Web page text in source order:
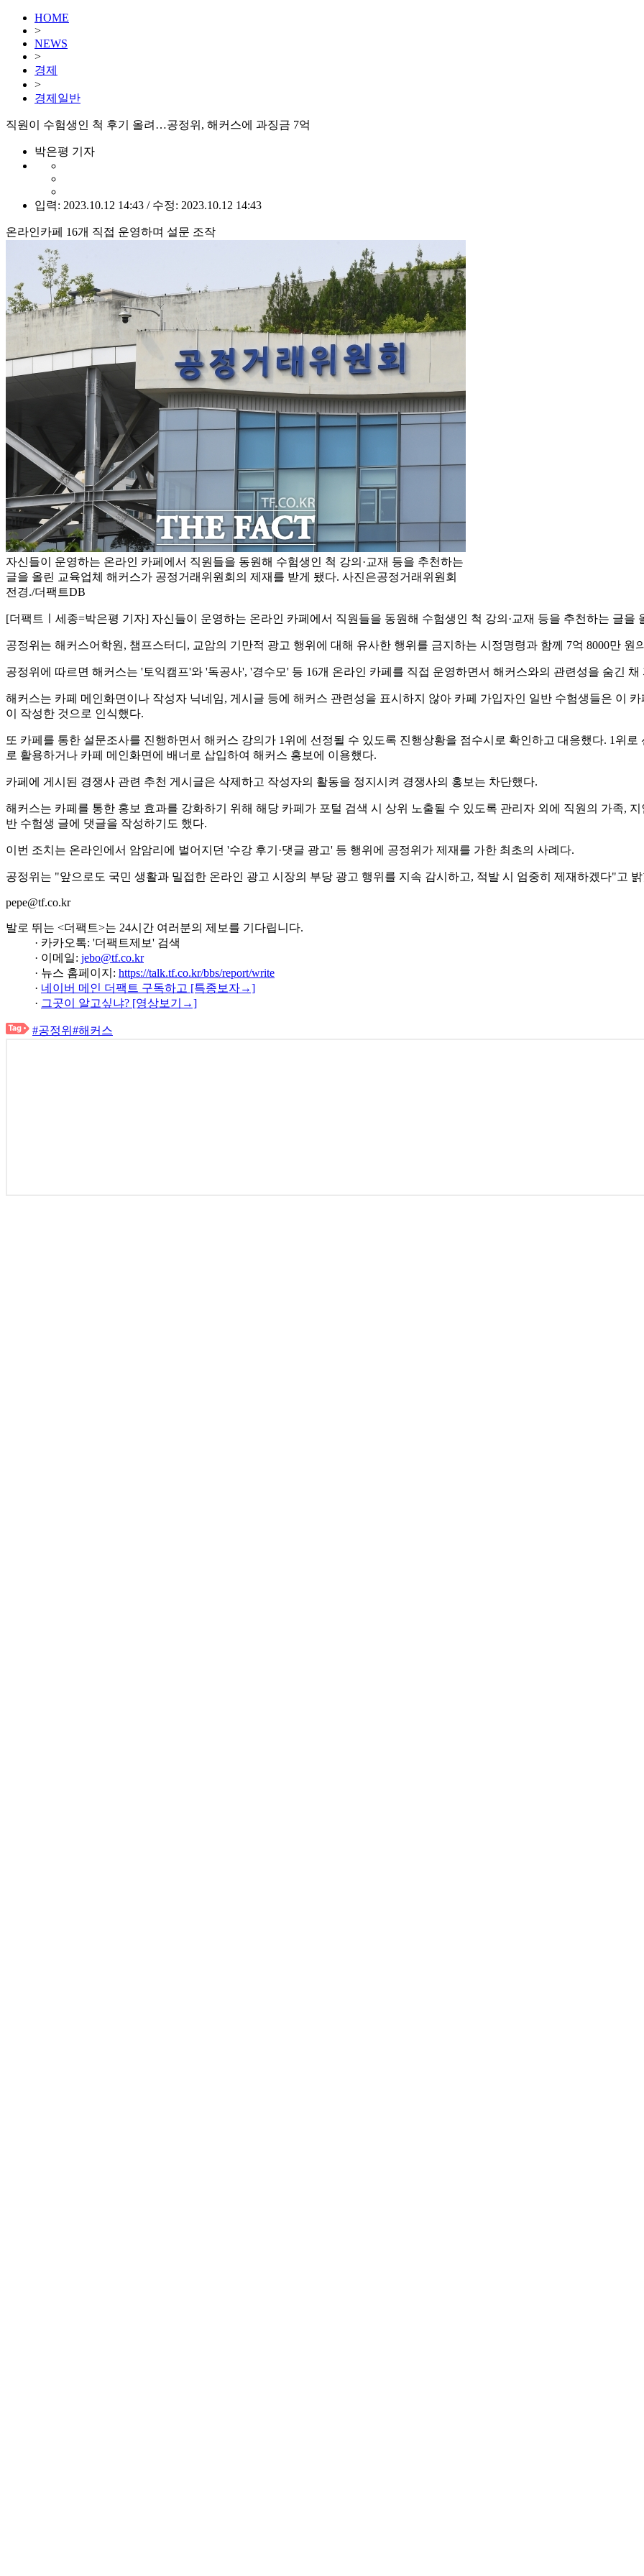
HOME
>
NEWS
>
경제
>
경제일반
직원이 수험생인 척 후기 올려…공정위, 해커스에 과징금 7억
박은평 기자
입력: 2023.10.12 14:43 / 수정: 2023.10.12 14:43
온라인카페 16개 직접 운영하며 설문 조작
자신들이 운영하는 온라인 카페에서 직원들을 동원해 수험생인 척 강의·교재 등을 추천하는
글을 올린 교육업체 해커스가 공정거래위원회의 제재를 받게 됐다. 사진은공정거래위원회
전경./더팩트DB
[더팩트ㅣ세종=박은평 기자] 자신들이 운영하는 온라인 카페에서 직원들을 동원해 수험생인 척 강의·교재 등을 추천하는 글
공정위는 해커스어학원, 챔프스터디, 교암의 기만적 광고 행위에 대해 유사한 행위를 금지하는 시정명령과 함께 7억 8000만 원
공정위에 따르면 해커스는 '토익캠프'와 '독공사', '경수모' 등 16개 온라인 카페를 직접 운영하면서 해커스와의 관련성을 숨긴
해커스는 카페 메인화면이나 작성자 닉네임, 게시글 등에 해커스 관련성을 표시하지 않아 카페 가입자인 일반 수험생들은 이
이 작성한 것으로 인식했다.
또 카페를 통한 설문조사를 진행하면서 해커스 강의가 1위에 선정될 수 있도록 진행상황을 점수시로 확인하고 대응했다. 1위
로 활용하거나 카페 메인화면에 배너로 삽입하여 해커스 홍보에 이용했다.
카페에 게시된 경쟁사 관련 추천 게시글은 삭제하고 작성자의 활동을 정지시켜 경쟁사의 홍보는 차단했다.
해커스는 카페를 통한 홍보 효과를 강화하기 위해 해당 카페가 포털 검색 시 상위 노출될 수 있도록 관리자 외에 직원의 가족,
반 수험생 글에 댓글을 작성하기도 했다.
이번 조치는 온라인에서 암암리에 벌어지던 '수강 후기·댓글 광고' 등 행위에 공정위가 제재를 가한 최초의 사례다.
공정위는 "앞으로도 국민 생활과 밀접한 온라인 광고 시장의 부당 광고 행위를 지속 감시하고, 적발 시 엄중히 제재하겠다"고
pepe@tf.co.kr
발로 뛰는 <더팩트>는 24시간 여러분의 제보를 기다립니다.
· 카카오톡: '더팩트제보' 검색
· 이메일: jebo@tf.co.kr
· 뉴스 홈페이지: https://talk.tf.co.kr/bbs/report/write
· 네이버 메인 더팩트 구독하고 [특종보자→]
· 그곳이 알고싶냐? [영상보기→]
#공정위 #해커스